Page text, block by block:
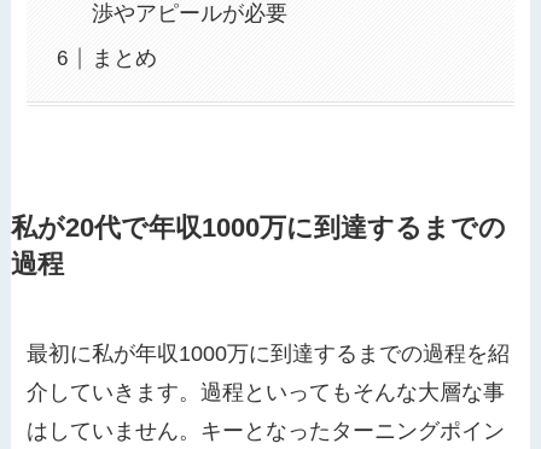
渉やアピールが必要
まとめ
私が20代で年収1000万に到達するまでの
過程
最初に私が年収1000万に到達するまでの過程を紹
介していきます。過程といってもそんな大層な事
はしていません。キーとなったターニングポイン